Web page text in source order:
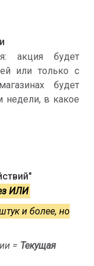
акция будет
или только с
будет
недели, в какое
ИЛИ
и более, но
= Текущая